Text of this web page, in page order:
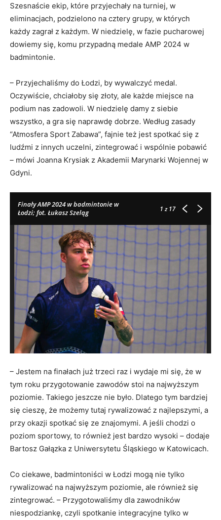
Szesnaście ekip, które przyjechały na turniej, w
eliminacjach, podzielono na cztery grupy, w których
każdy zagrał z każdym. W niedzielę, w fazie pucharowej
dowiemy się, komu przypadną medale AMP 2024 w
badmintonie.
– Przyjechaliśmy do Łodzi, by wywalczyć medal.
Oczywiście, chciałoby się złoty, ale każde miejsce na
podium nas zadowoli. W niedzielę damy z siebie
wszystko, a gra się naprawdę dobrze. Według zasady
“Atmosfera Sport Zabawa”, fajnie też jest spotkać się z
ludźmi z innych uczelni, zintegrować i wspólnie pobawić
– mówi Joanna Krysiak z Akademii Marynarki Wojennej w
Gdyni.
Finały AMP 2024 w badmintonie w
Łodzi; fot. Łukasz Szeląg
1z 17
– Jestem na finałach już trzeci raz i wydaje mi się, że w
tym roku przygotowanie zawodów stoi na najwyższym
poziomie. Takiego jeszcze nie było. Dlatego tym bardziej
się cieszę, że możemy tutaj rywalizować z najlepszymi, a
przy okazji spotkać się ze znajomymi. A jeśli chodzi o
poziom sportowy, to również jest bardzo wysoki – dodaje
Bartosz Gałązka z Uniwersytetu Śląskiego w Katowicach.
Co ciekawe, badmintoniści w Łodzi mogą nie tylko
rywalizować na najwyższym poziomie, ale również się
zintegrować. – Przygotowaliśmy dla zawodników
niespodziankę, czyli spotkanie integracyjne tylko w